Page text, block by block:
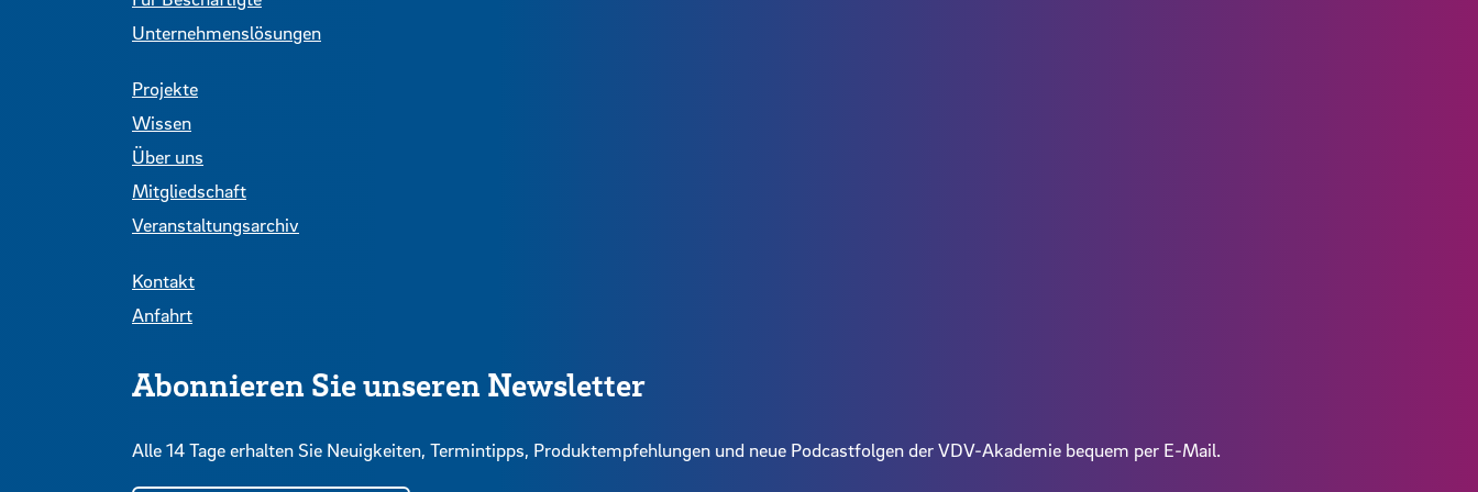
Abonnieren Sie unseren Newsletter
Alle 14 Tage erhalten Sie Neuigkeiten, Termintipps, Produktempfehlungen und neue Podcastfolgen der VDV-Akademie bequem per E-Mail.
Unternehmenslösungen
Projekte
Wissen
Über uns
Mitgliedschaft
Veranstaltungsarchiv
Kontakt
Anfahrt